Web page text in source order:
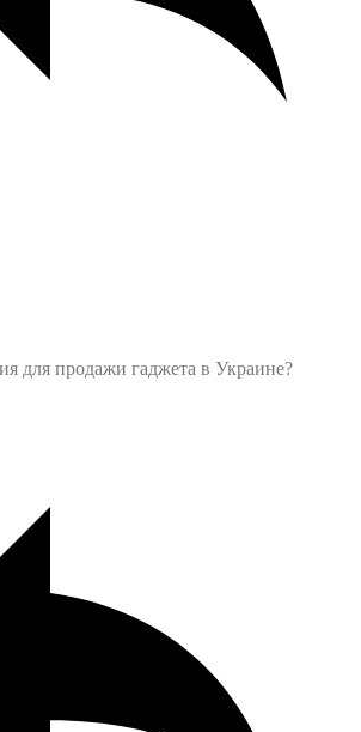
для продажи гаджета в Украине?